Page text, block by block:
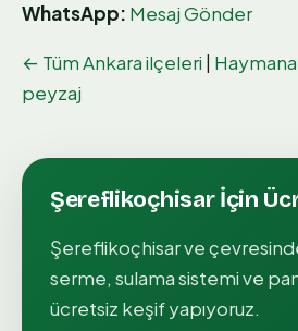
WhatsApp: Mesaj Gönder
← Tüm Ankara ilçeleri |
peyzaj
Şereflikoçhisarİçin
Şereflikoçhisarve
serme, sulama sistemi ve
ücretsiz keşif yapıyoruz.